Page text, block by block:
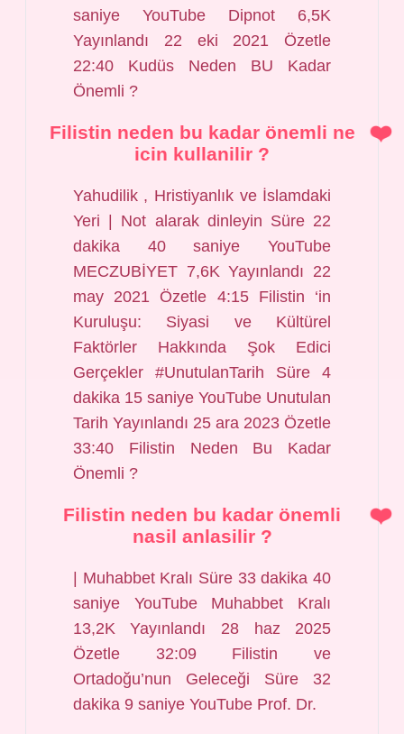
saniye YouTube Dipnot 6,5K
Yayınlandı 22 eki 2021 Özetle
22:40 Kudüs Neden BU Kadar
Önemli ?
Filistin neden bu kadar önemli ne
icin kullanilir ?
Yahudilik , Hristiyanlık ve İslamdaki
Yeri | Not alarak dinleyin Süre 22
dakika 40 saniye YouTube
MECZUBİYET 7,6K Yayınlandı 22
may 2021 Özetle 4:15 Filistin ‘in
Kuruluşu: Siyasi ve Kültürel
Faktörler Hakkında Şok Edici
Gerçekler #UnutulanTarih Süre 4
dakika 15 saniye YouTube Unutulan
Tarih Yayınlandı 25 ara 2023 Özetle
33:40 Filistin Neden Bu Kadar
Önemli ?
Filistin neden bu kadar önemli
nasil anlasilir ?
| Muhabbet Kralı Süre 33 dakika 40
saniye YouTube Muhabbet Kralı
13,2K Yayınlandı 28 haz 2025
Özetle 32:09 Filistin ve
Ortadoğu’nun Geleceği Süre 32
dakika 9 saniye YouTube Prof. Dr.